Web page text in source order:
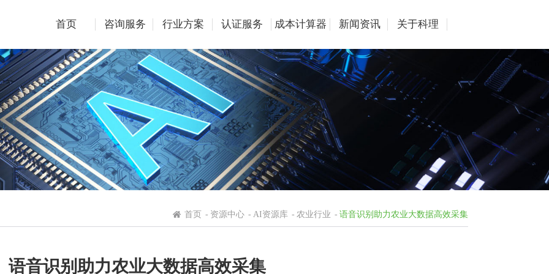
首页 咨询服务 行业方案 认证服务 成本计算器 新闻资讯 关于科理
首页 - 资源中心 - AI资源库 - 农业行业 - 语音识别助力农业大数据高效采集
语音识别助力农业大数据高效采集